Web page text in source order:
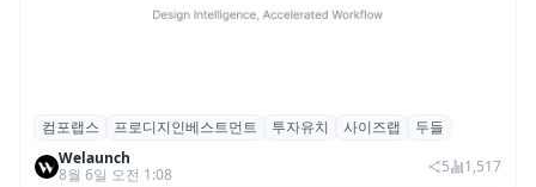
컴포랩스, 프로디지인베스트먼트로부터 시
드 투자 유치
컴포랩스 프로디지인베스트먼트 투자유치 사이즈랩
두들
Welaunch
8월 6일 오전 1:08
5 1,517